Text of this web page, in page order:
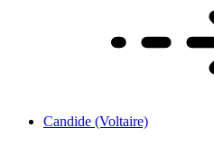
Candide (Voltaire)